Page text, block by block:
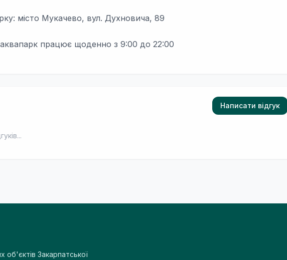
місто Мукачево, вул. Духновича, 89
аквапарк працює щоденно з 9:00 до 22:00
Написати відгук
об'єктів Закарпатської